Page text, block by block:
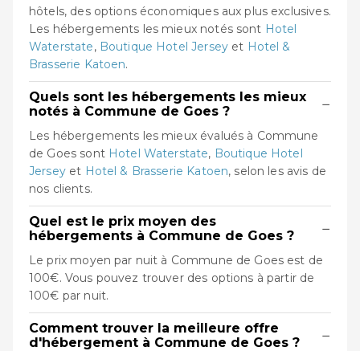
hôtels, des options économiques aux plus exclusives.
Les hébergements les mieux notés sont Hotel
Waterstate, Boutique Hotel Jerseyet Hotel &
Brasserie Katoen.
Quels sont les hébergements les mieux
notés à Commune de Goes ?
−
Les hébergements les mieux évalués à Commune
de Goes sont Hotel Waterstate, Boutique Hotel
Jerseyet Hotel & Brasserie Katoen, selon les avis de
nos clients.
Quel est le prix moyen des
hébergements à Commune de Goes ?
−
Le prix moyen par nuit à Commune de Goes est de
100€. Vous pouvez trouver des options à partir de
100€ par nuit.
Comment trouver la meilleure offre
d'hébergement à Commune de Goes ?
−